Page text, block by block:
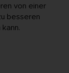
von einer
besseren